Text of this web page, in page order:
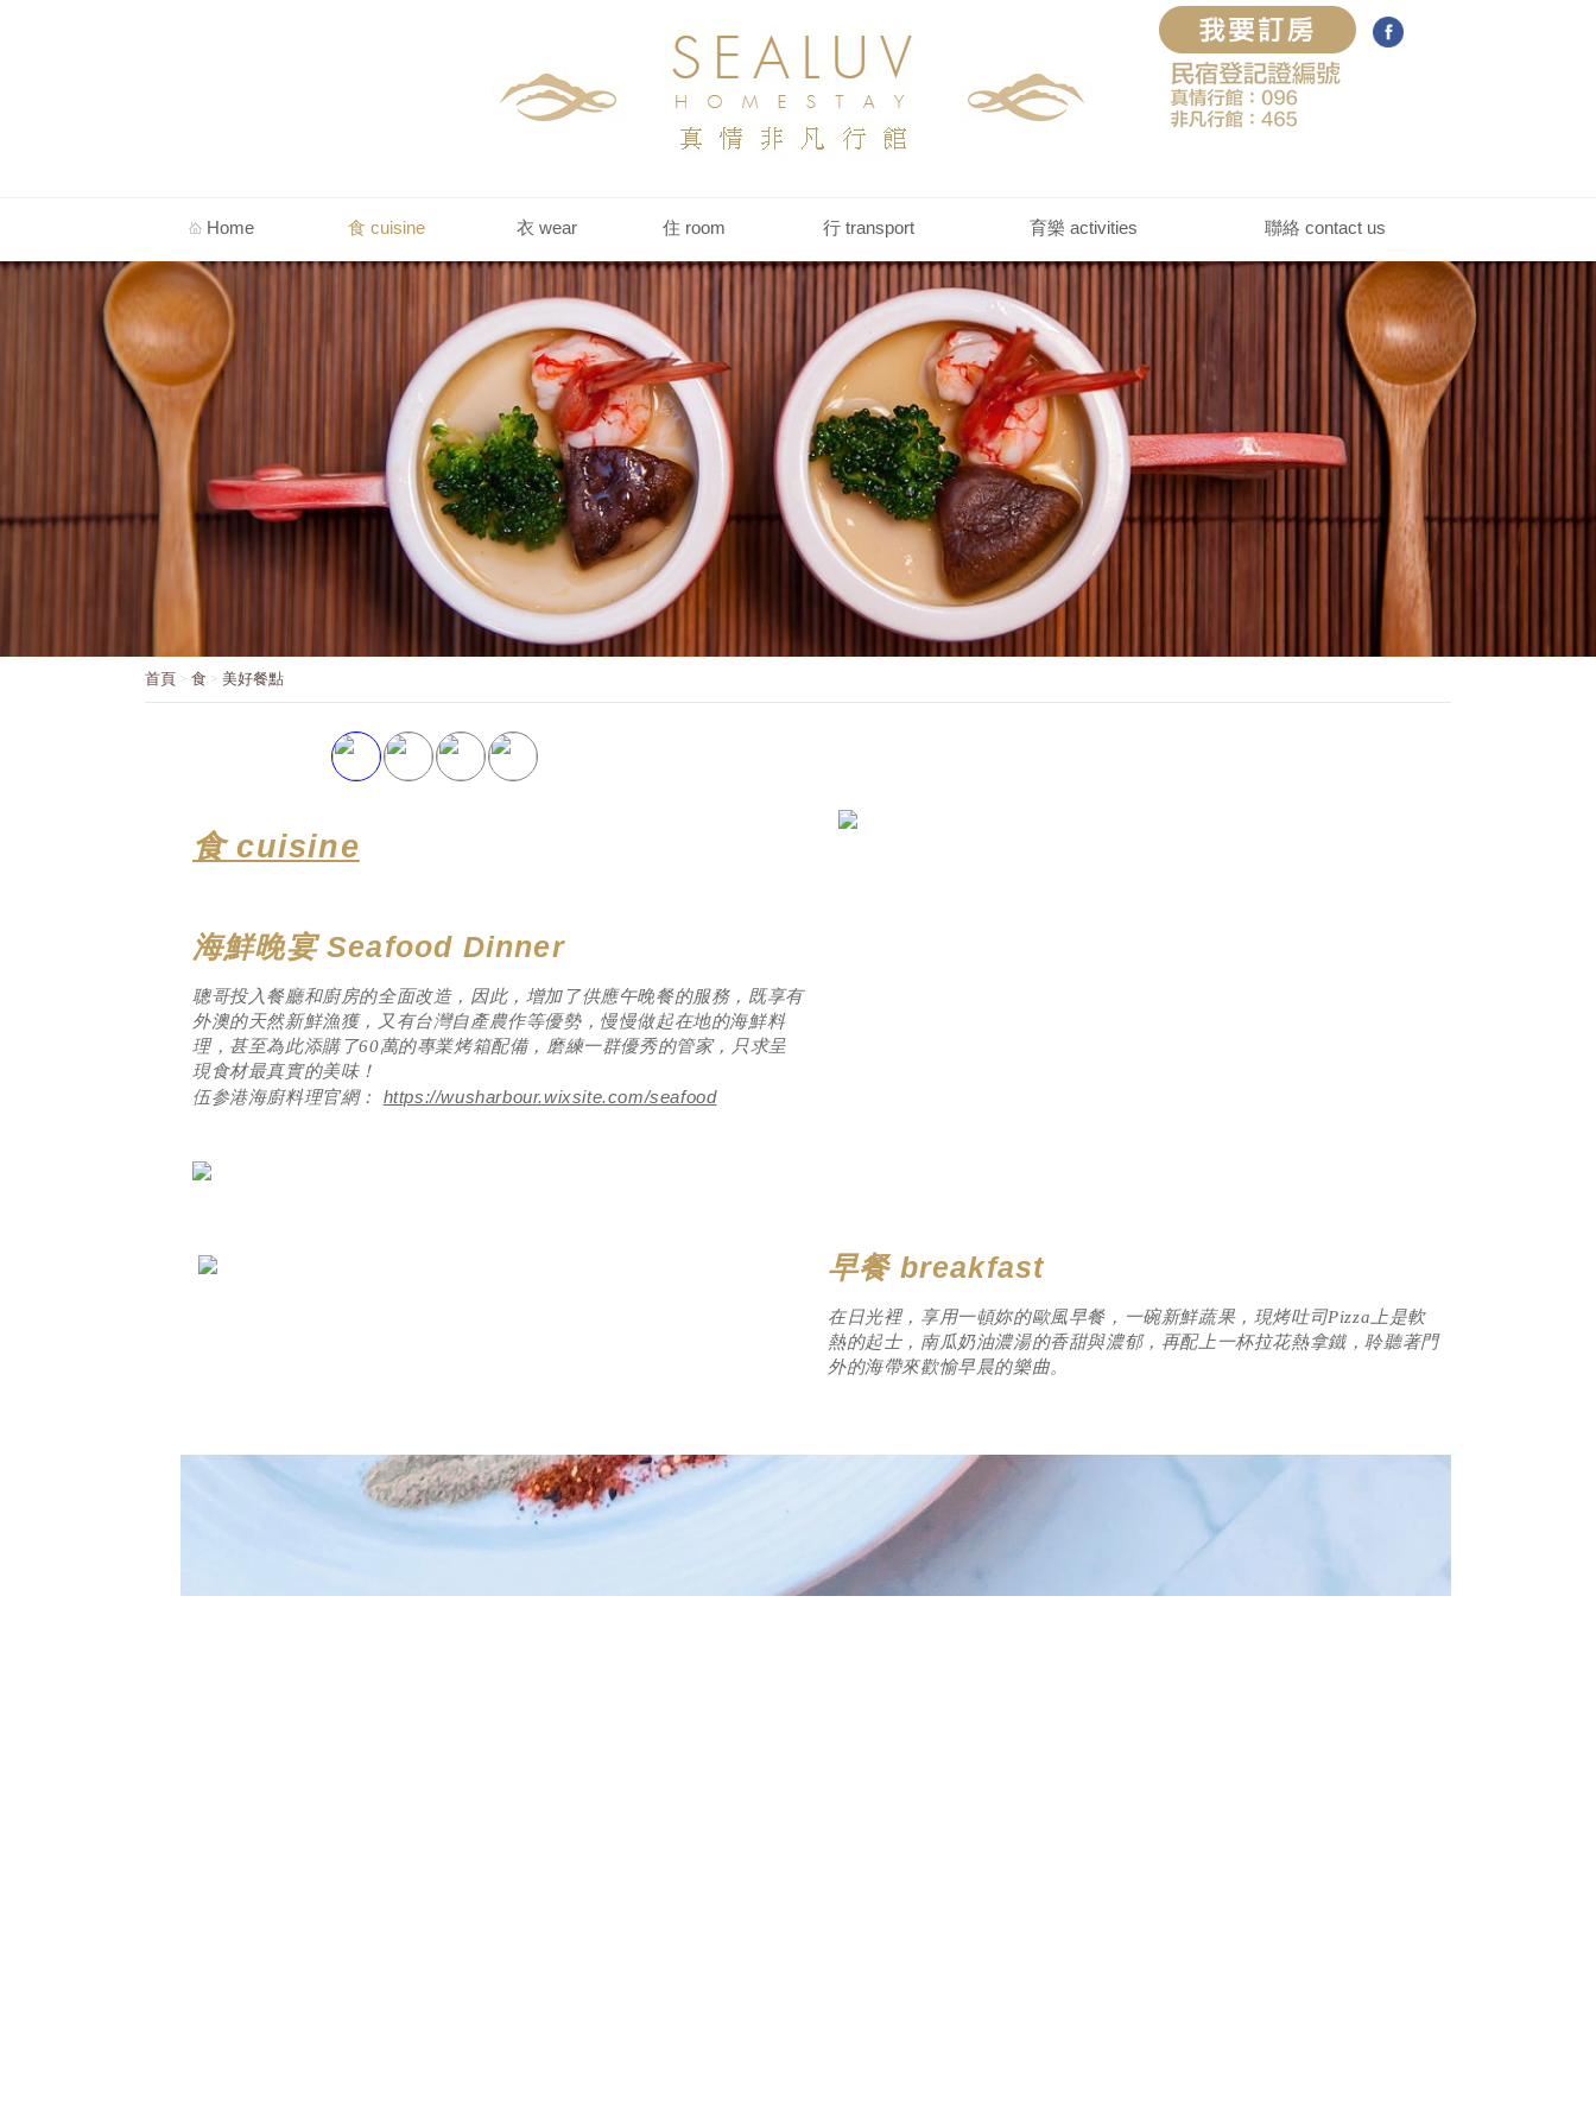
Home 食 cuisine 衣 wear 住 room 行 transport 育樂 activities 聯絡 contact us
首頁 食 美好餐點
食 cuisine
海鮮晚宴 Seafood Dinner
聰哥投入餐廳和廚房的全面改造，因此，增加了供應午晚餐的服務，既享有
外澳的天然新鮮漁獲，又有台灣自產農作等優勢，慢慢做起在地的海鮮料
理，甚至為此添購了60萬的專業烤箱配備，磨練一群優秀的管家，只求呈
現食材最真實的美味！
伍参港海廚料理官網： https://wusharbour.wixsite.com/seafood
早餐 breakfast
在日光裡，享用一頓妳的歐風早餐，一碗新鮮蔬果，現烤吐司Pizza上是軟
熱的起士，南瓜奶油濃湯的香甜與濃郁，再配上一杯拉花熱拿鐵，聆聽著門
外的海帶來歡愉早晨的樂曲。